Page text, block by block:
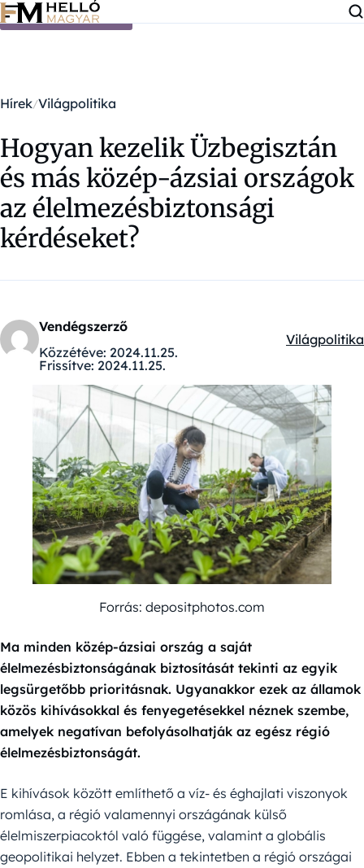
Ugrás a tartalomra
Hírek Világpolitika
Hogyan kezelik Üzbegisztán
és más közép-ázsiai országok
az élelmezésbiztonsági
kérdéseket?
Vendégszerző
Közzétéve: 2024.11.25.
Frissítve: 2024.11.25.
Kategóriák:
Világpolitika
Forrás: depositphotos.com
Ma minden közép-ázsiai ország a saját
élelmezésbiztonságának biztosítását tekinti az egyik
legsürgetőbb prioritásnak. Ugyanakkor ezek az államok
közös kihívásokkal és fenyegetésekkel néznek szembe,
amelyek negatívan befolyásolhatják az egész régió
élelmezésbiztonságát.
E kihívások között említhető a víz- és éghajlati viszonyok
romlása, a régió valamennyi országának külső
élelmiszerpiacoktól való függése, valamint a globális
geopolitikai helyzet. Ebben a tekintetben a régió országai